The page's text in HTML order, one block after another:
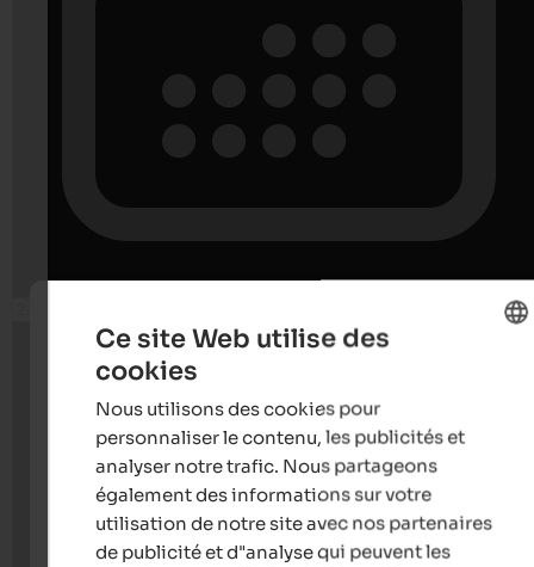
Ce site Web utilise des
cookies
Nous utilisons des cookies pour
personnaliser le contenu, les publicités et
analyser notre trafic. Nous partageons
également des informations sur votre
utilisation de notre site avec nos partenaires
de publicité et d"analyse qui peuvent les